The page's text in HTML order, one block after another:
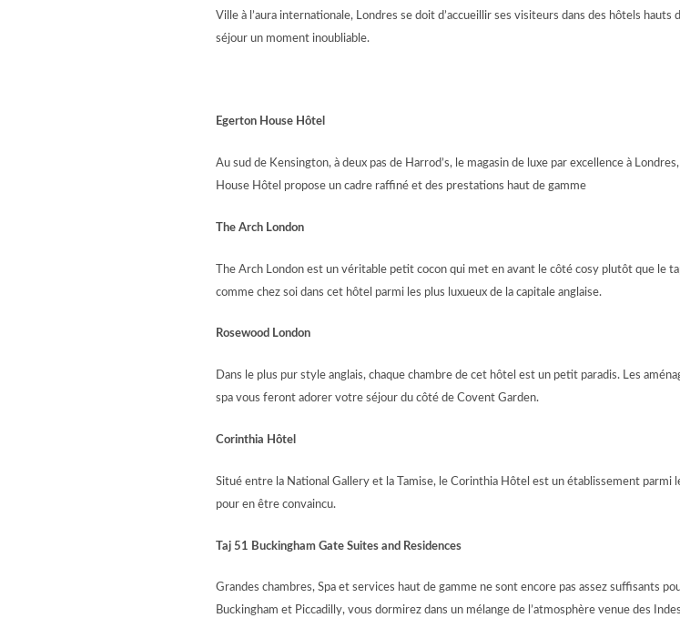
Ville à l’aura internationale, Londres se doit d’accueillir ses visiteurs dans des hôtels
séjour un moment inoubliable.
Egerton House Hôtel
Au sud de Kensington, à deux pas de Harrod’s, le magasin de luxe par excellence à
House Hôtel propose un cadre raffiné et des prestations haut de gamme
The Arch London
The Arch London est un véritable petit cocon qui met en avant le côté cosy plutôt que le
comme chez soi dans cet hôtel parmi les plus luxueux de la capitale anglaise.
Rosewood London
Dans le plus pur style anglais, chaque chambre de cet hôtel est un petit paradis. Les
spa vous feront adorer votre séjour du côté de Covent Garden.
Corinthia Hôtel
Situé entre la National Gallery et la Tamise, le Corinthia Hôtel est un établissement parmi
pour en être convaincu.
Taj 51 Buckingham Gate Suites and Residences
Grandes chambres, Spa et services haut de gamme ne sont encore pas assez suffisants
Buckingham et Piccadilly, vous dormirez dans un mélange de l’atmosphère venue des